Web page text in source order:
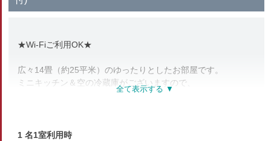
★Wi-Fiご利用OK★
広々14畳（約25平米）のゆったりとしたお部屋です。
ミニキッチン＆空の冷蔵庫がございますので、
長期滞在や合宿にもオススメです。
1 名1室利用時